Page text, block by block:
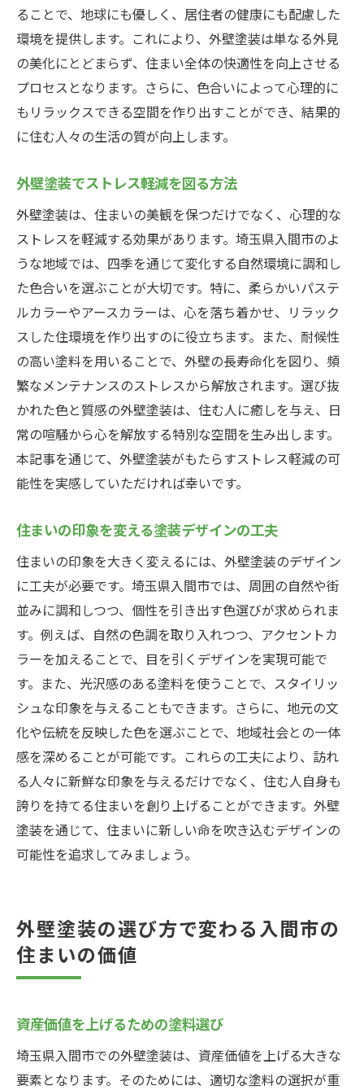
ることで、地球にも優しく、居住者の健康にも配慮した
環境を提供します。これにより、外壁塗装は単なる外見
の美化にとどまらず、住まい全体の快適性を向上させる
プロセスとなります。さらに、色合いによって心理的に
もリラックスできる空間を作り出すことができ、結果的
に住む人々の生活の質が向上します。
外壁塗装でストレス軽減を図る方法
外壁塗装は、住まいの美観を保つだけでなく、心理的な
ストレスを軽減する効果があります。埼玉県入間市のよ
うな地域では、四季を通じて変化する自然環境に調和し
た色合いを選ぶことが大切です。特に、柔らかいパステ
ルカラーやアースカラーは、心を落ち着かせ、リラック
スした住環境を作り出すのに役立ちます。また、耐候性
の高い塗料を用いることで、外壁の長寿命化を図り、頻
繁なメンテナンスのストレスから解放されます。選び抜
かれた色と質感の外壁塗装は、住む人に癒しを与え、日
常の喧騒から心を解放する特別な空間を生み出します。
本記事を通じて、外壁塗装がもたらすストレス軽減の可
能性を実感していただければ幸いです。
住まいの印象を変える塗装デザインの工夫
住まいの印象を大きく変えるには、外壁塗装のデザイン
に工夫が必要です。埼玉県入間市では、周囲の自然や街
並みに調和しつつ、個性を引き出す色選びが求められま
す。例えば、自然の色調を取り入れつつ、アクセントカ
ラーを加えることで、目を引くデザインを実現可能で
す。また、光沢感のある塗料を使うことで、スタイリッ
シュな印象を与えることもできます。さらに、地元の文
化や伝統を反映した色を選ぶことで、地域社会との一体
感を深めることが可能です。これらの工夫により、訪れ
る人々に新鮮な印象を与えるだけでなく、住む人自身も
誇りを持てる住まいを創り上げることができます。外壁
塗装を通じて、住まいに新しい命を吹き込むデザインの
可能性を追求してみましょう。
外壁塗装の選び方で変わる入間市の
住まいの価値
資産価値を上げるための塗料選び
埼玉県入間市での外壁塗装は、資産価値を上げる大きな
要素となります。そのためには、適切な塗料の選択が重